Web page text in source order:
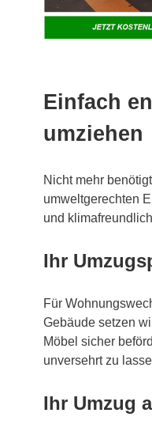
Einfach
umziehen
Nicht mehr
umweltgerechten
und
Ihr
Für
Gebäude setzen
Möbel sicher
unversehrt zu
Ihr Umzug